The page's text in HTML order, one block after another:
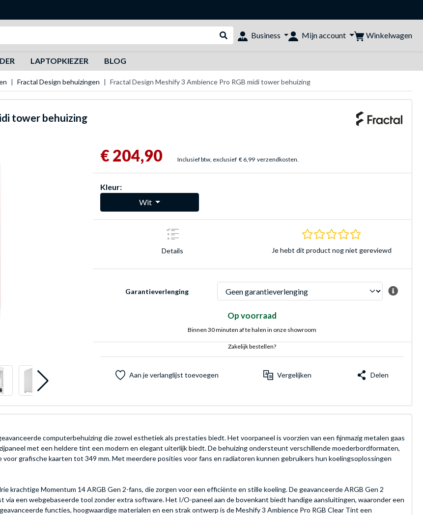
Webshop doorzoeken
Business Mijn account Winkelwagen
LAPTOPKIEZER BLOG
Fractal Design behuizingen Fractal Design Meshify 3 Ambience Pro RGB midi tower behuizing
tower behuizing
€ 204,90 Inclusief btw, exclusief € 6,99 verzendkosten.
Kleur:
Wit
Details
0.0 sterren
Je hebt dit product nog niet gereviewd
Garantieverlenging
Op voorraad
Binnen 30 minuten af te halen in onze showroom
Zakelijk bestellen?
Aan je verlanglijst toevoegen Vergelijken Delen
computerbehuizing die zowel esthetiek als prestaties biedt. Het voorpaneel is voorzien van een fijnmazig metalen gaas
met een heldere tint een modern en elegant uiterlijk biedt. De behuizing ondersteunt verschillende moederbordformaten,
grafische kaarten tot 349 mm. Met meerdere posities voor fans en radiatoren kunnen gebruikers hun koelingsoplossingen
krachtige Momentum 14 ARGB Gen 2-fans, die zorgen voor een efficiënte en stille koeling. De geavanceerde ARGB Gen 2
een webgebaseerde tool zonder extra software. Het I/O-paneel aan de bovenkant biedt handige aansluitingen, waaronder een
functies, hoogwaardige materialen en een strak ontwerp is de Meshify 3 Ambience Pro RGB Clear Tint een